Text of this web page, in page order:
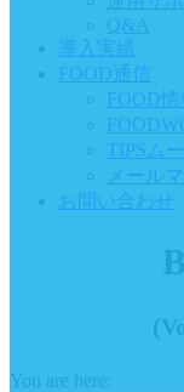
Q&A
導入実績
FOOD通信
FOOD
TIPSム
メール
お問い合わせ
You are here: